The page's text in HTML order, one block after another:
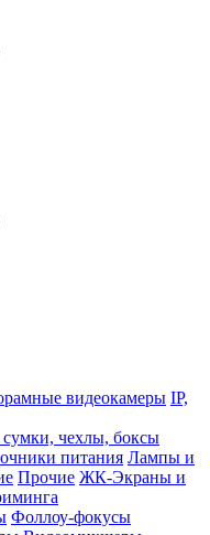
видеокамеры IP,
чехлы, боксы
питания Лампы и
Прочие ЖК-Экраны и
Фоллоу-фокусы